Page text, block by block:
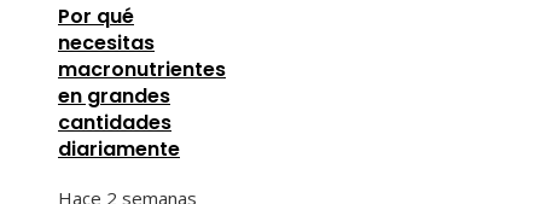
Por qué
necesitas
macronutrientes
en grandes
cantidades
diariamente
Hace 2 semanas